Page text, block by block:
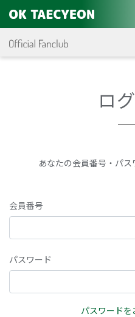
ロ
あなたの会員番号・パ
会員番号
パスワード
パスワードを